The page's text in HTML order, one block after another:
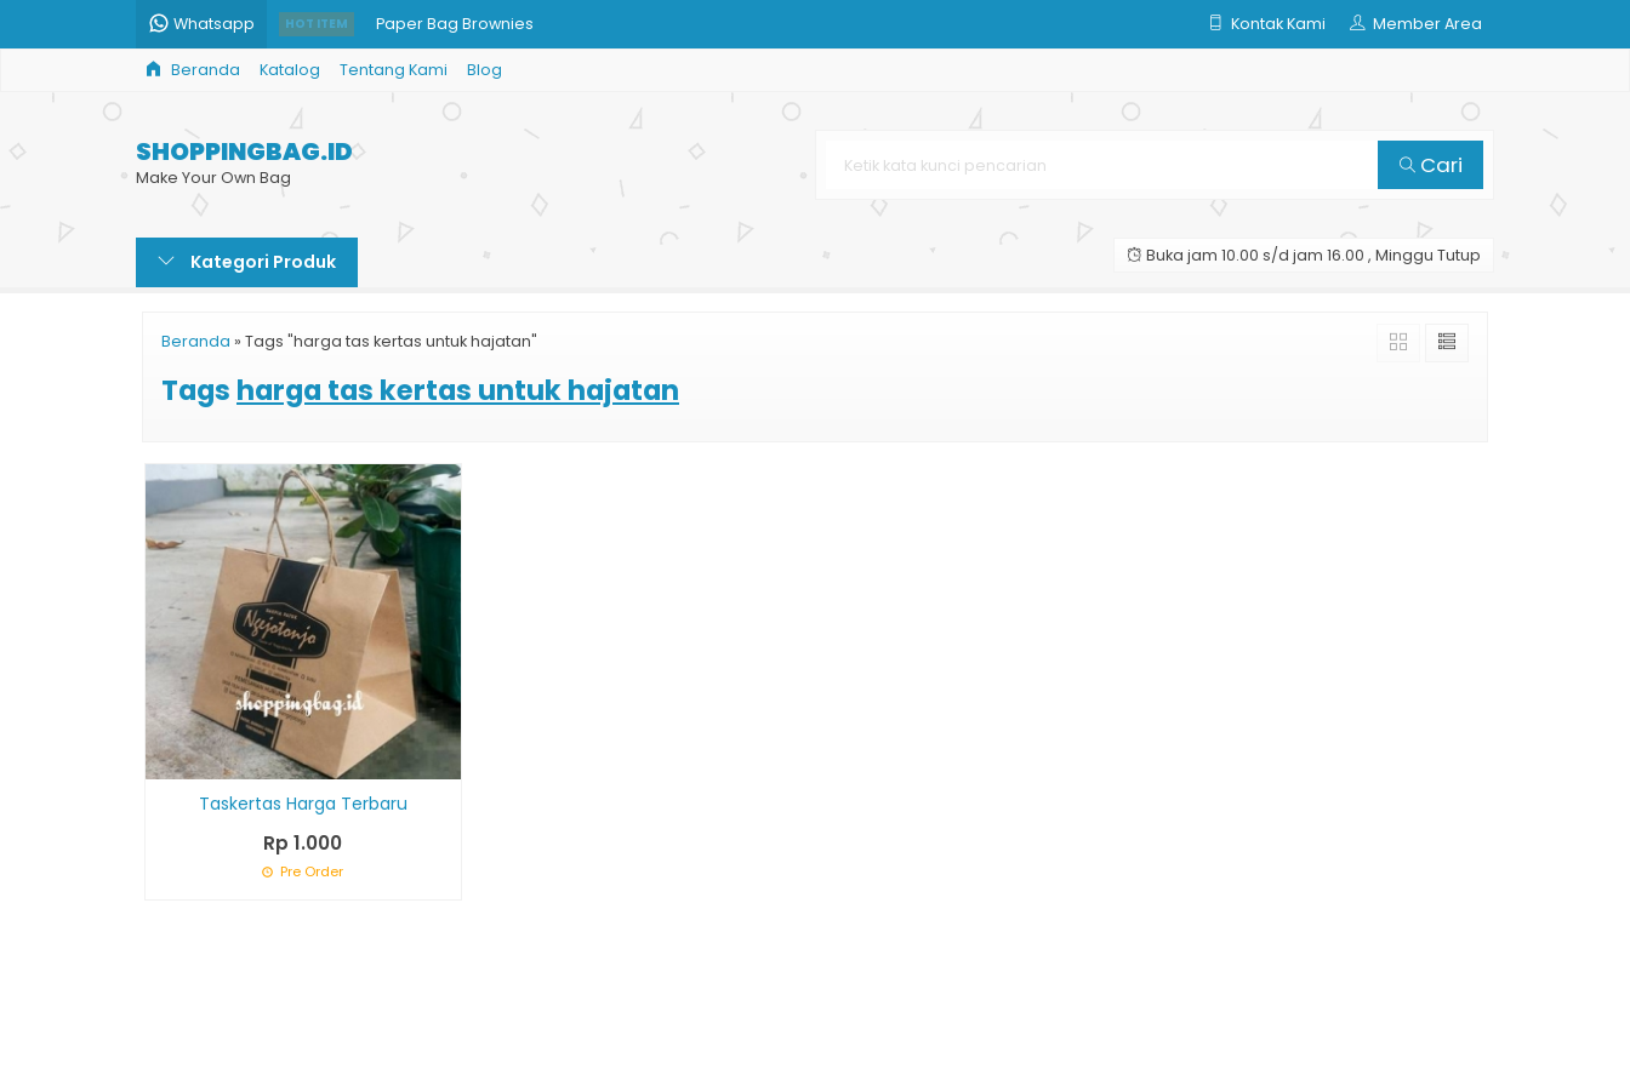
Whatsapp HOT ITEM Paper Bag Brownies
Shopping Bag Brownies
Paper Bag Custom
Produksi Paper Bag Murah
Kontak Kami Member Area
Beranda Katalog Tentang Kami Blog
SHOPPINGBAG.ID
Make Your Own Bag Cari
Kategori Produk Buka jam 10.00 s/d jam 16.00 , Minggu Tutup
Beranda » Tags "harga tas kertas untuk hajatan"
Tags harga tas kertas untuk hajatan
Taskertas Harga Terbaru
Rp 1.000
Pre Order